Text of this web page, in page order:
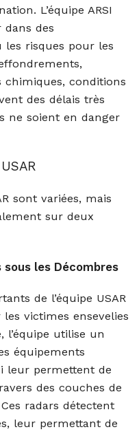
L’équipe ARSI
des
les risques pour les
chimiques, conditions
des délais très
ne soient en danger
sont variées, mais
sur deux
les Décombres
de l’équipe USAR
victimes ensevelies
l’équipe utilise un
équipements
leur permettent de
des couches de
radars détectent
leur permettant de